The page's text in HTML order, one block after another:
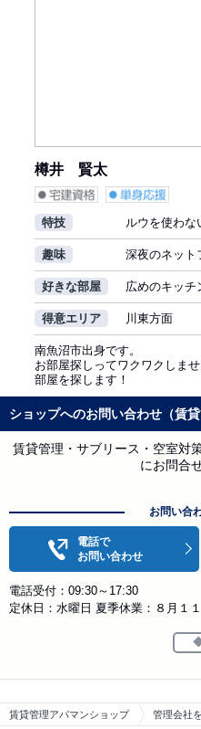
賃貸管理アパマンショップ 管理会社
樽井 賢太
特技 ルウを使わな
趣味 深夜のネット
好きな部屋 広めのキッチ
得意エリア 川東方面
南魚沼市出身です。
お部屋探しってワクワクしま
部屋を探します！
ショップへのお問い合わせ（賃
賃貸管理・サブリース・空室対
にお問合
お問い合
電話で
お問い合わせ
電話受付：09:30～17:30
定休日：水曜日 夏季休業：８月１